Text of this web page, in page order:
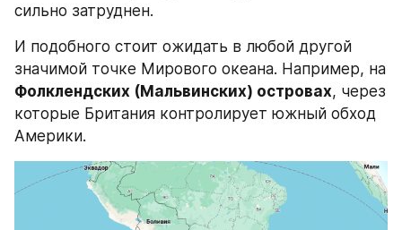
сильно затруднен.
И подобного стоит ожидать в любой другой
Фолклендских (Мальвинских) островах, через
которые Британия контролирует южный обход
Америки.